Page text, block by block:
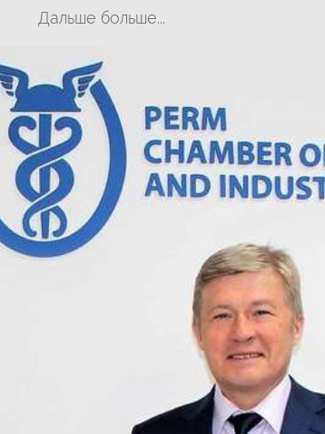
Дальше больше...